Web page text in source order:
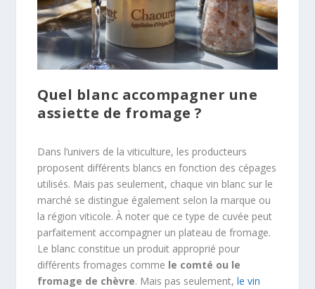
Quel blanc accompagner une
assiette de fromage ?
Dans l’univers de la viticulture, les producteurs
proposent différents blancs en fonction des cépages
utilisés. Mais pas seulement, chaque vin blanc sur le
marché se distingue également selon la marque ou
la région viticole. À noter que ce type de cuvée peut
parfaitement accompagner un plateau de fromage.
Le blanc constitue un produit approprié pour
différents fromages comme le comté ou le
fromage de chèvre. Mais pas seulement,le vin